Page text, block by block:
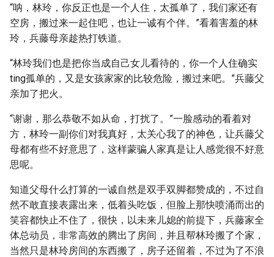
“呐，林玲，你反正也是一个人住，太孤单了，我们家还有
空房，搬过来一起住吧，也让一诚有个伴。”看着害羞的林
玲，兵藤母亲趁热打铁道。
“林玲我们也是把你当成自己女儿看待的，你一个人住确实
ting孤单的，又是女孩家家的比较危险，搬过来吧。”兵藤父
亲加了把火。
“谢谢，那么恭敬不如从命，打扰了。”一脸感动的看着对
方，林玲一副你们对我真好，太关心我了的神色，让兵藤父
母都有些不好意思了，这样蒙骗人家真是让人感觉很不好意
思呢。
知道父母什么打算的一诚自然是双手双脚都赞成的，不过自
然不敢直接表露出来，低着头吃饭，但脸上那快喷涌而出的
笑容都快止不住了，很快，以未来儿媳的前提下，兵藤家全
体总动员，非常高效的腾出了房间，并且帮林玲搬了个家，
当然只是林玲房间的东西搬了，房子还留着，不过为了不浪